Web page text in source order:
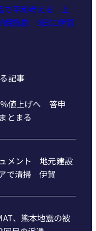
で平和考える 上
朗読劇 9日に伊賀
記事